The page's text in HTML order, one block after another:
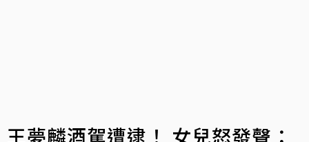
王夢麟酒駕遭逮！ 女兒怒發聲：